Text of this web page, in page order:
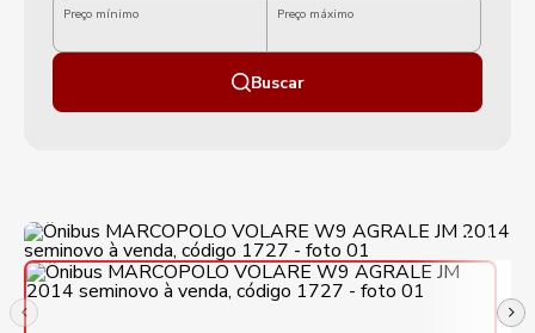
Preço mínimo Preço máximo
Buscar